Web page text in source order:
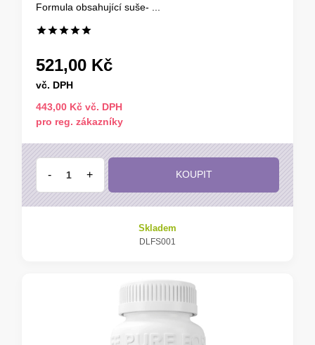
Formula obsahující suše- ...
521,00 Kč
vč. DPH
443,00 Kč vč. DPH
pro reg. zákazníky
- + KOUPIT
Skladem
DLFS001